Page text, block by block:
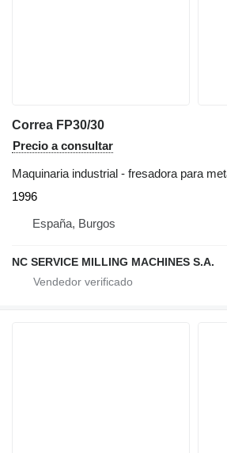
Correa FP30/30
Precio a consultar
Maquinaria industrial - fresadora para
1996
España, Burgos
NC SERVICE MILLING MACHINES S.A.